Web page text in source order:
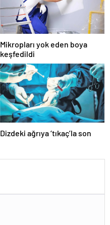
Mikropları yok eden boya
keşfedildi
Dizdeki ağrıya ‘tıkaç’la son